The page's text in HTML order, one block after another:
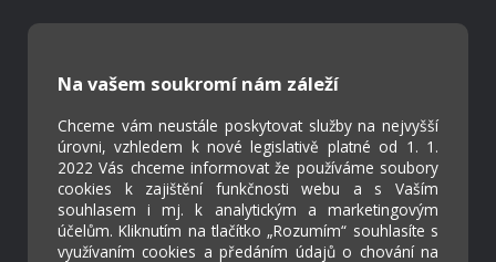
Na vašem soukromí nám záleží
Chceme vám neustále poskytovat služby na nejvyšší
úrovni, vzhledem k nové legislativě platné od 1. 1.
2022 Vás chceme informovat že používáme soubory
cookies k zajištění funkčnosti webu a s Vaším
souhlasem i mj. k analytickým a marketingovým
účelům. Kliknutím na tlačítko „Rozumím“ souhlasíte s
využívaním cookies a předáním údajů o chování na
Projekty
Cookies
Přístupnost
Přihlášení